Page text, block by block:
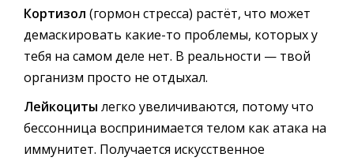
Кортизол (гормон стресса) растёт, что может
демаскировать какие-то проблемы, которых у
тебя на самом деле нет. В реальности — твой
организм просто не отдыхал.
Лейкоциты легко увеличиваются, потому что
бессонница воспринимается телом как атака на
иммунитет. Получается искусственное